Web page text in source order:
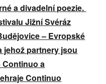
a divadelní poezie.
Jižní Svéráz
– Evropské
jehož partnery jsou
a
Continuo